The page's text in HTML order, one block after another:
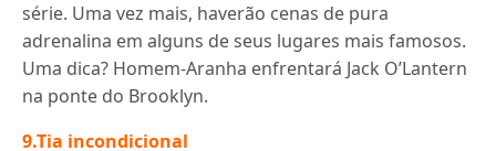
série. Uma vez mais, haverão cenas de pura
adrenalina em alguns de seus lugares mais famosos.
Uma dica? Homem-Aranha enfrentará Jack O’Lantern
na ponte do Brooklyn.
9.Tia incondicional